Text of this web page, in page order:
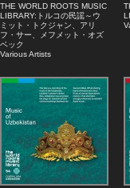
THE WORLD ROOTS MUSIC
LIBRARY:トルコの民謡～ウ
ミット・トクジャン、アリ
フ・サー、メフメット・オズ
ベック
Various Artists